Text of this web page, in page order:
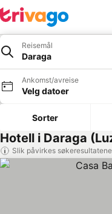
Reisemål
Daraga
Ankomst/avreise
Velg datoer
Sorter
Hotell i Daraga
Slik påvirkes